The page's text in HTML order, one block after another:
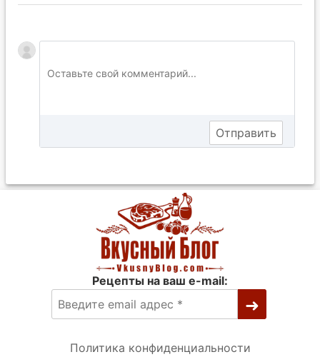
Рецепты на ваш e-mail:
Политика конфиденциальности